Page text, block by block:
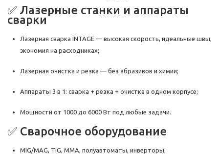
✅ Лазерные станки и аппараты
сварки
Лазерная сварка INTAGE — высокая скорость, идеальные швы,
экономия на расходниках;
Лазерная очистка и резка — без абразивов и химии;
Аппараты 3 в 1: сварка + резка + очистка в одном корпусе;
Мощности от 1000 до 6000 Вт под любые задачи.
✅ Сварочное оборудование
MIG/MAG, TIG, MMA, полуавтоматы, инверторы;